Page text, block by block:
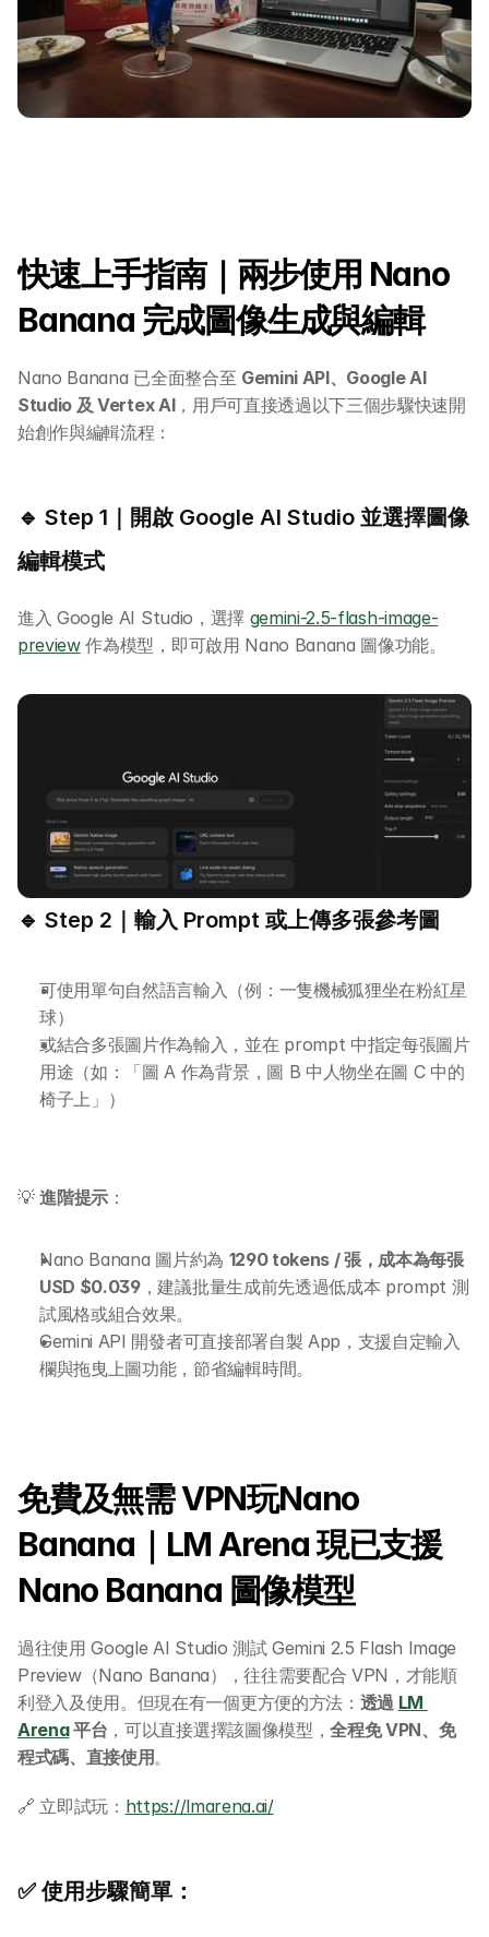
快速上手指南｜兩步使用 Nano
Banana 完成圖像生成與編輯
Nano Banana 已全面整合至 Gemini API、Google AI
Studio 及 Vertex AI，用戶可直接透過以下三個步驟快速開
始創作與編輯流程：
🔹 Step 1｜開啟 Google AI Studio 並選擇圖像
編輯模式
進入 Google AI Studio，選擇 gemini-2.5-flash-image-
preview 作為模型，即可啟用 Nano Banana 圖像功能。
🔹 Step 2｜輸入 Prompt 或上傳多張參考圖
可使用單句自然語言輸入（例：一隻機械狐狸坐在粉紅星
球）
或結合多張圖片作為輸入，並在 prompt 中指定每張圖片
用途（如：「圖 A 作為背景，圖 B 中人物坐在圖 C 中的
椅子上」）
💡 進階提示 ：
Nano Banana 圖片約為 1290 tokens / 張，成本為每張
USD $0.039，建議批量生成前先透過低成本 prompt 測
試風格或組合效果。
Gemini API 開發者可直接部署自製 App，支援自定輸入
欄與拖曳上圖功能，節省編輯時間。
免費及無需 VPN玩Nano
Banana｜LM Arena 現已支援
Nano Banana 圖像模型
過往使用 Google AI Studio 測試 Gemini 2.5 Flash Image
Preview（Nano Banana），往往需要配合 VPN，才能順
利登入及使用。但現在有一個更方便的方法： 透過 LM
Arena 平台 ，可以直接選擇該圖像模型，全程免 VPN、免
程式碼、直接使用。
🔗 立即試玩： https://lmarena.ai/
✅ 使用步驟簡單：
關於 DotAI
所有課程
全系列 29 小時
DotAI 課程時間表
AI 攻略及資訊
AI 企業培訓
學校 AI 培訓
AI 應用服務
聯絡我們